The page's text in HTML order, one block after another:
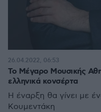
Το Μέγαρο Μουσικής
ελληνικά κονσέρτα
Η έναρξη θα γίνει με
Κουμεντάκη
26.04.2022, 06:53